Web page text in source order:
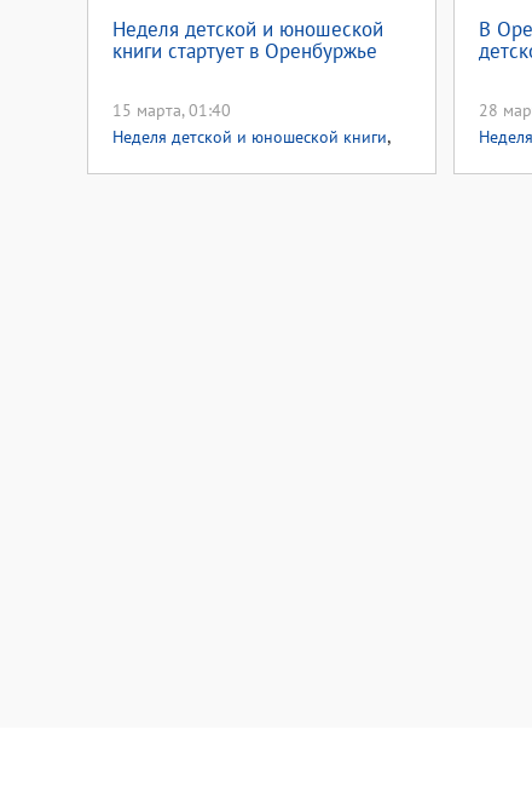
Неделя детской и юношеской
книги стартует в Оренбуржье
15 марта, 01:40
Неделя детской и юношеской книги,
В
28